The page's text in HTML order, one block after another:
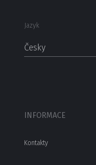
Jazyk
Česky
INFORMACE
Kontakty